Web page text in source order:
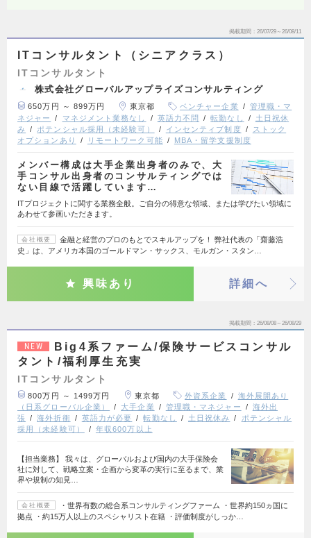
掲載期間 26/07/29～26/08/11
ITコンサルタント（シニアクラス）
ITコンサルタント
株式会社グローバルアップライズコンサルティング
650万円 ～ 899万円 東京都 ベンチャー企業
管理職・マ
ネジャー
マネジメント業務なし 英語力不問 転勤なし
土日祝休
み
ポテンシャル採用（未経験可） インセンティブ制度
ストック
オプションあり
リモートワーク可能 MBA・留学支援制度
メンバー構成は大手企業出身者のみで、大
手コンサル出身者のコンサルティングでは
ない目線で活躍しています…
ITプロジェクトに関する業務全般。ご自分の得意な領域、または学びたい領域に
あわせて参画いただきます。
会社概要
金融と経営のプロのもとでスキルアップを！ 弊社代表の「齋藤浩
史」は、アメリカ本国のゴールドマン・サックス、モルガン・スタン…
興味あり 詳細へ
掲載期間 26/08/08～26/08/29
NEW
Big4系ファーム/保険サービスコンサル
タント/福利厚生充実
ITコンサルタント
800万円 ～ 1499万円 東京都 外資系企業
海外展開あり
（日系グローバル企業）
大手企業 管理職・マネジャー
海外出
張
海外折衝 英語力が必要 転勤なし 土日祝休み
ポテンシャル
採用（未経験可）
年収600万以上
【担当業務】 我々は、グローバルおよび国内の大手保険会
社に対して、戦略立案・企画から変革の実行に至るまで、業
界や規制の知見…
会社概要
・世界有数の総合系コンサルティングファーム ・世界約150ヵ国に
拠点 ・約15万人以上のスペシャリスト在籍 ・評価制度がしっか…